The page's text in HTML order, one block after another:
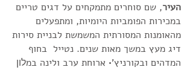
העיר, שם סוחרים מתמקחים על דגים טריים
במכירות הפומביות היומיות, ומתפעלים
מהאומנות המסורתית המשמשת לבניית סירות
דיג מעץ במשך מאות שנים. נטייל בחוף
המדהים ובקורניץ'• ארוחת ערב ולינה במלון